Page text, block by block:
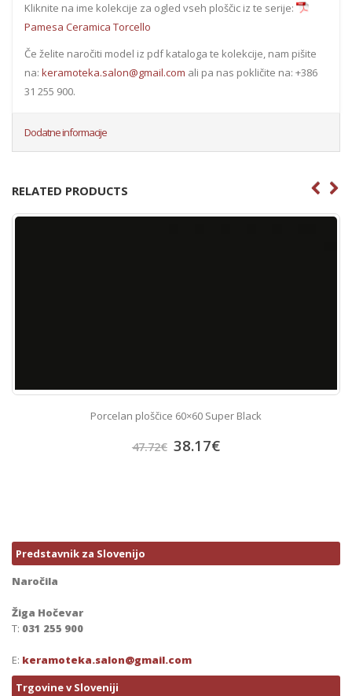
Kliknite na ime kolekcije za ogled vseh ploščic iz te serije:
Pamesa Ceramica Torcello
Če želite naročiti model iz pdf kataloga te kolekcije, nam pišite
na: keramoteka.salon@gmail.com ali pa nas pokličite na: +386
31 255 900.
Dodatne informacije
RELATED PRODUCTS
Porcelan ploščice 60×60 Super Black
47.72€ 38.17€
Predstavnik za Slovenijo
Naročila
Žiga Hočevar
T: 031 255 900
E: keramoteka.salon@gmail.com
Trgovine v Sloveniji